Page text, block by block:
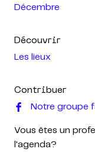
Décembre
Découvrir
Les lieux
Contribuer
Notre groupe
Vous êtes un
l'agenda?